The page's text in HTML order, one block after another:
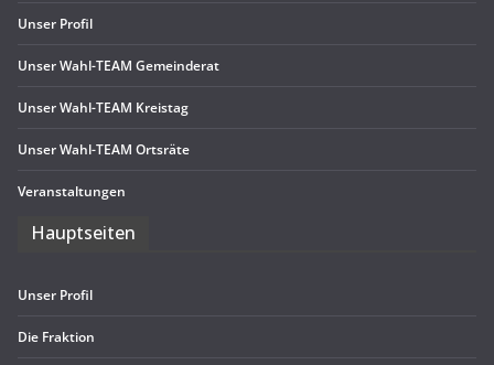
Unser Pro­fil
Unser Wahl-TEAM Gemeinderat
Unser Wahl-TEAM Kreistag
Unser Wahl-TEAM Ortsräte
Ver­an­stal­tun­gen
Haupt­sei­ten
Unser Pro­fil
Die Frak­tion